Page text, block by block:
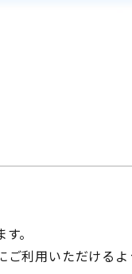
。
利用いただけるよ